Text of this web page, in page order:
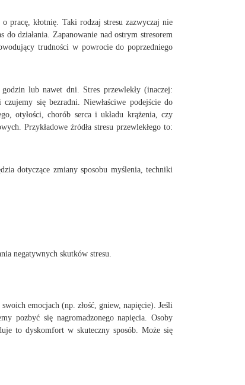
pracę, kłotnię. Taki rodzaj stresu zazwyczaj nie
działania. Zapanowanie nad ostrym stresorem
trudności w powrocie do poprzedniego
lub nawet dni. Stres przewlekły (inaczej:
się bezradni. Niewłaściwe podejście do
otyłości, chorób serca i układu krążenia, czy
Przykładowe źródła stresu przewlekłego to:
dotyczące zmiany sposobu myślenia, techniki
negatywnych skutków stresu.
emocjach (np. złość, gniew, napięcie). Jeśli
pozbyć się nagromadzonego napięcia. Osoby
to dyskomfort w skuteczny sposób. Może się